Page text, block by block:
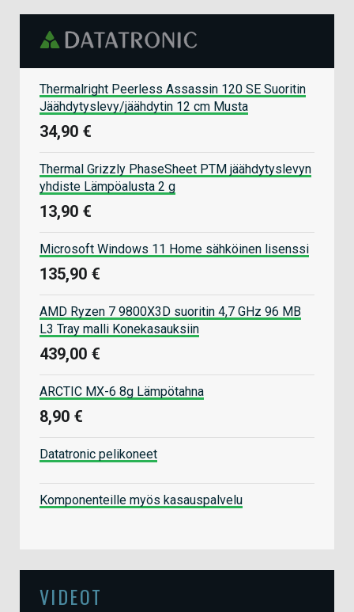
Thermalright Peerless Assassin 120 SE Suoritin
Jäähdytyslevy/jäähdytin 12 cm Musta
34,90 €
Thermal Grizzly PhaseSheet PTM jäähdytyslevyn
yhdiste Lämpöalusta 2 g
13,90 €
Microsoft Windows 11 Home sähköinen lisenssi
135,90 €
AMD Ryzen 7 9800X3D suoritin 4,7 GHz 96 MB
L3 Tray malli Konekasauksiin
439,00 €
ARCTIC MX-6 8g Lämpötahna
8,90 €
Datatronic pelikoneet
Komponenteille myös kasauspalvelu
VIDEOT